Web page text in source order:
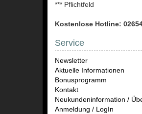
*** Pflichtfeld
Kostenlose Hotline:
Service
Newsletter
Aktuelle Informationen
Bonusprogramm
Kontakt
Neukundeninformation /
Anmeldung / LogIn